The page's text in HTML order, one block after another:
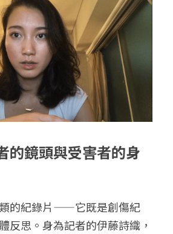
的鏡頭與受害者的身
的紀錄片——它既是創傷紀
反思。身為記者的伊藤詩織，